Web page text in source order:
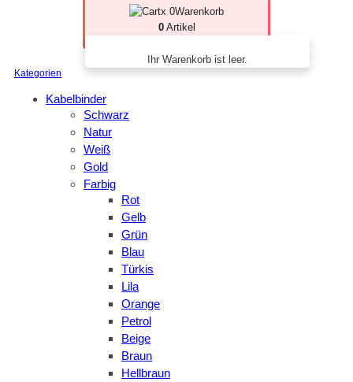
x 0Warenkorb
0Artikel
Ihr Warenkorb ist leer.
Kategorien
Kabelbinder
Schwarz
Natur
Weiß
Gold
Farbig
Rot
Gelb
Grün
Blau
Türkis
Lila
Orange
Petrol
Beige
Braun
Hellbraun